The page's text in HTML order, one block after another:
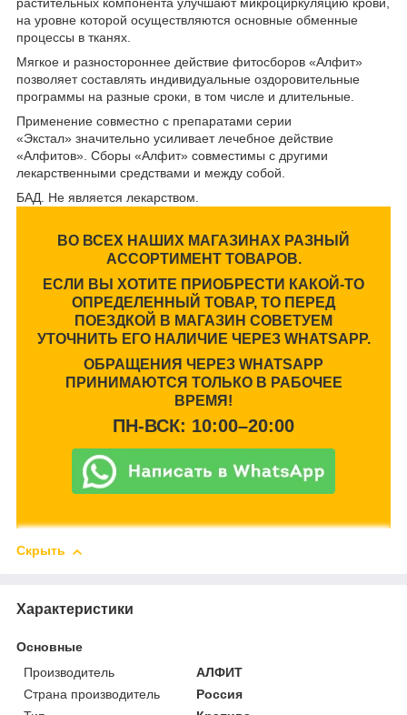
растительных компонента улучшают микроциркуляцию крови,
на уровне которой осуществляются основные обменные
процессы в тканях.
Мягкое и разностороннее действие фитосборов «Алфит»
позволяет составлять индивидуальные оздоровительные
программы на разные сроки, в том числе и длительные.
Применение совместно с препаратами серии
«Экстал» значительно усиливает лечебное действие
«Алфитов». Сборы «Алфит» совместимы с другими
лекарственными средствами и между собой.
БАД. Не является лекарством.
ВО ВСЕХ НАШИХ МАГАЗИНАХ РАЗНЫЙ
АССОРТИМЕНТ ТОВАРОВ.
ЕСЛИ ВЫ ХОТИТЕ ПРИОБРЕСТИ КАКОЙ-ТО
ОПРЕДЕЛЕННЫЙ ТОВАР, ТО ПЕРЕД
ПОЕЗДКОЙ В МАГАЗИН СОВЕТУЕМ
УТОЧНИТЬ ЕГО НАЛИЧИЕ ЧЕРЕЗ WHATSAPP.
ОБРАЩЕНИЯ ЧЕРЕЗ WHATSAPP
ПРИНИМАЮТСЯ ТОЛЬКО В РАБОЧЕЕ
ВРЕМЯ!
ПН-ВСК: 10:00–20:00
Скрыть
Характеристики
Основные
Производитель
АЛФИТ
Страна производитель
Россия